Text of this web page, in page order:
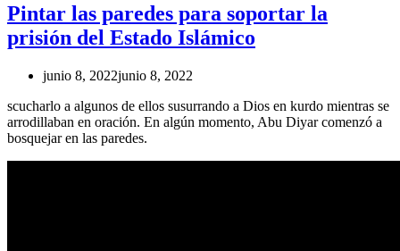
Pintar las paredes para soportar la
prisión del Estado Islámico
junio 8, 2022junio 8, 2022
scucharlo a algunos de ellos susurrando a Dios en kurdo mientras se
arrodillaban en oración. En algún momento, Abu Diyar comenzó a
bosquejar en las paredes.